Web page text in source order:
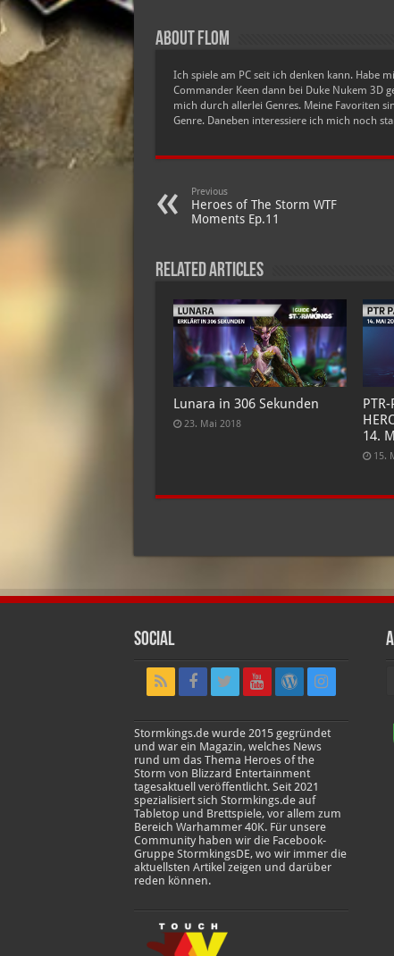
About Flom
Ich spiele am PC seit ich denken kann. Habe
Commander Keen dann bei Duke Nukem 3D
mich durch allerlei Genres. Meine Favoriten
Genre. Daneben interessiere ich mich noch
Previous
Heroes of The Storm WTF
Moments Ep.11
Related Articles
Lunara in 306 Sekunden
23. Mai 2018
PTR-
14.
15.
Social
Stormkings.de wurde 2015 gegründet
und war ein Magazin, welches News
rund um das Thema Heroes of the
Storm von Blizzard Entertainment
tagesaktuell veröffentlicht. Seit 2021
spezialisiert sich Stormkings.de auf
Tabletop und Brettspiele, vor allem zum
Bereich Warhammer 40K. Für unsere
Community haben wir die Facebook-
Gruppe StormkingsDE, wo wir immer die
aktuellsten Artikel zeigen und darüber
reden können.